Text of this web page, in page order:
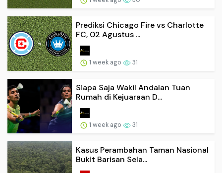
Prediksi Chicago Fire vs Charlotte
FC, 02 Agustus ...
1 week ago 31
Siapa Saja Wakil Andalan Tuan
Rumah di Kejuaraan D...
1 week ago 31
Kasus Perambahan Taman Nasional
Bukit Barisan Sela...